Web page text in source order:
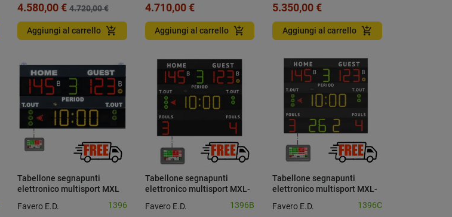
4.580,00 € 4.720,00 €
Aggiungi al carrello add_shopping_cart
4.710,00 €
Aggiungi al carrello add_shopping_cart
5.350,00 €
Aggiungi al carrello add_shopping_cart
Tabellone segnapunti
elettronico multisport MXL
Favero E.D. 1396
Tabellone segnapunti
elettronico multisport MXL-
Favero E.D. 1396B
Tabellone segnapunti
elettronico multisport MXL-
Favero E.D. 1396C